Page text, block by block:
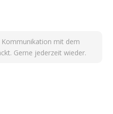
mit dem
Gerne jederzeit wieder.